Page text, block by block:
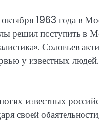
1963 года в
решил поступить в
Соловьев
у известных
известных
своей